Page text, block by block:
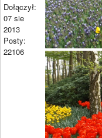
Dołączył:
07 sie
2013
Posty:
22106